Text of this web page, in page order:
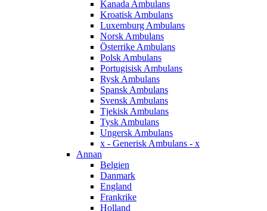
Kanada Ambulans
Kroatisk Ambulans
Luxemburg Ambulans
Norsk Ambulans
Österrike Ambulans
Polsk Ambulans
Portugisisk Ambulans
Rysk Ambulans
Spansk Ambulans
Svensk Ambulans
Tjekisk Ambulans
Tysk Ambulans
Ungersk Ambulans
x - Generisk Ambulans - x
Annan
Belgien
Danmark
England
Frankrike
Holland